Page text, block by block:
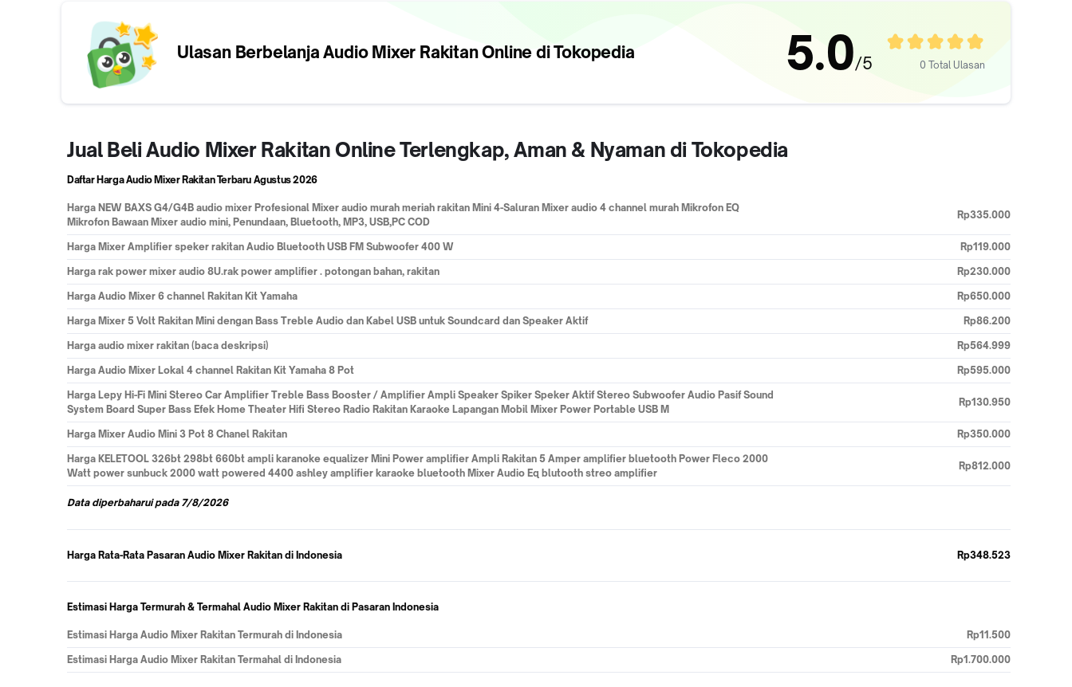
Ulasan BerbelanjaAudio Mixer RakitanOnline di Tokopedia 5.0/5 0 Total Ulasan
Jual Beli Audio Mixer Rakitan Online Terlengkap, Aman & Nyaman di Tokopedia
Daftar Harga Audio Mixer Rakitan Terbaru Agustus 2026
Harga NEW BAXS G4/G4B audio mixer Profesional Mixer audio murah meriah rakitan Mini 4-Saluran Mixer audio 4 channel murah Mikrofon EQ
Mikrofon Bawaan Mixer audio mini, Penundaan, Bluetooth, MP3, USB,PC COD
Rp335.000
Harga Mixer Amplifier speker rakitan Audio Bluetooth USB FM Subwoofer 400 W Rp119.000
Harga rak power mixer audio 8U.rak power amplifier . potongan bahan, rakitan Rp230.000
Harga Audio Mixer 6 channel Rakitan Kit Yamaha Rp650.000
Harga Mixer 5 Volt Rakitan Mini dengan Bass Treble Audio dan Kabel USB untuk Soundcard dan Speaker Aktif Rp86.200
Harga audio mixer rakitan (baca deskripsi) Rp564.999
Harga Audio Mixer Lokal 4 channel Rakitan Kit Yamaha 8 Pot Rp595.000
Harga Lepy Hi-Fi Mini Stereo Car Amplifier Treble Bass Booster / Amplifier Ampli Speaker Spiker Speker Aktif Stereo Subwoofer Audio Pasif Sound
System Board Super Bass Efek Home Theater Hifi Stereo Radio Rakitan Karaoke Lapangan Mobil Mixer Power Portable USB M
Rp130.950
Harga Mixer Audio Mini 3 Pot 8 Chanel Rakitan Rp350.000
Harga KELETOOL 326bt 298bt 660bt ampli karanoke equalizer Mini Power amplifier Ampli Rakitan 5 Amper amplifier bluetooth Power Fleco 2000
Watt power sunbuck 2000 watt powered 4400 ashley amplifier karaoke bluetooth Mixer Audio Eq blutooth streo amplifier
Rp812.000
Data diperbaharui pada 7/8/2026
Harga Rata-Rata Pasaran Audio Mixer Rakitan di Indonesia Rp348.523
Estimasi Harga Termurah & Termahal Audio Mixer Rakitan di Pasaran Indonesia
Estimasi Harga Audio Mixer Rakitan Termurah di Indonesia Rp11.500
Estimasi Harga Audio Mixer Rakitan Termahal di Indonesia Rp1.700.000